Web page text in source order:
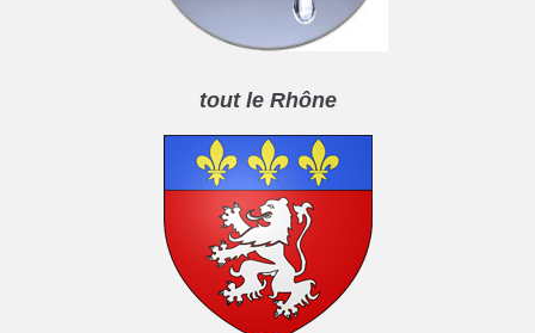
tout le Rhône